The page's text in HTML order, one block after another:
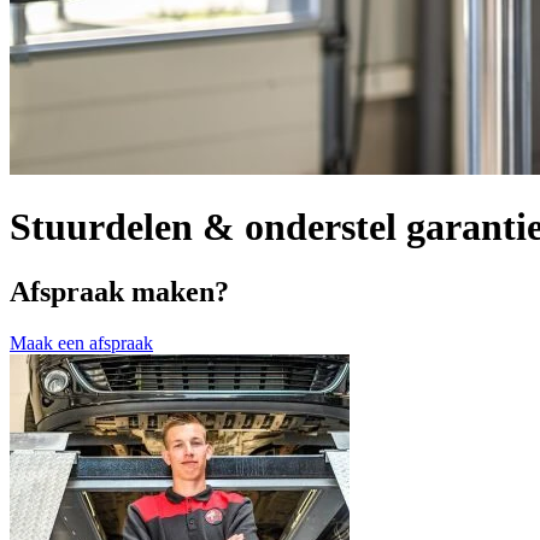
Stuurdelen & onderstel
Afspraak maken?
Maak een afspraak